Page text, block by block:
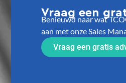
Vraag een
Benieuwd naar wat
aan met onze Sales
Vraag een gratis